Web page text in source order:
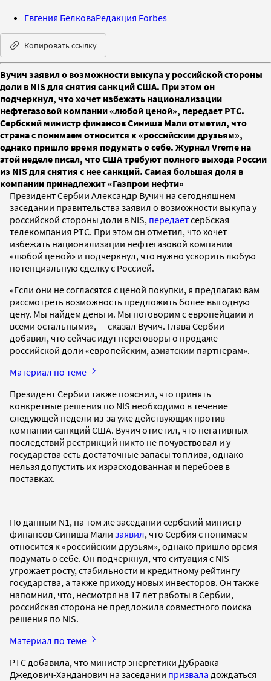
Евгения БелковаРедакция Forbes
Копировать ссылку
Вучич заявил о возможности выкупа у российской стороны
доли в NIS для снятия санкций США. При этом он
подчеркнул, что хочет избежать национализации
нефтегазовой компании «любой ценой», передает РТС.
Сербский министр финансов Синиша Мали отметил, что
страна с понимаем относится к «российским друзьям»,
однако пришло время подумать о себе. Журнал Vreme на
этой неделе писал, что США требуют полного выхода России
из NIS для снятия с нее санкций. Самая большая доля в
компании принадлежит «Газпром нефти»
Президент Сербии Александр Вучич на сегодняшнем
заседании правительства заявил о возможности выкупа у
российской стороны доли в NIS, передаетсербская
телекомпания РТС. При этом он отметил, что хочет
избежать национализации нефтегазовой компании
«любой ценой» и подчеркнул, что нужно ускорить любую
потенциальную сделку с Россией.
«Если они не согласятся с ценой покупки, я предлагаю вам
рассмотреть возможность предложить более выгодную
цену. Мы найдем деньги. Мы поговорим с европейцами и
всеми остальными», — сказал Вучич. Глава Сербии
добавил, что сейчас идут переговоры о продаже
российской доли «европейским, азиатским партнерам».
Материал по теме
Президент Сербии также пояснил, что принять
конкретные решения по NIS необходимо в течение
следующей недели из-за уже действующих против
компании санкций США. Вучич отметил, что негативных
последствий рестрикций никто не почувствовал и у
государства есть достаточные запасы топлива, однако
нельзя допустить их израсходованная и перебоев в
поставках.
По данным N1, на том же заседании сербский министр
финансов Синиша Мали заявил, что Сербия с понимаем
относится к «российским друзьям», однако пришло время
подумать о себе. Он подчеркнул, что ситуация с NIS
угрожает росту, стабильности и кредитному рейтингу
государства, а также приходу новых инвесторов. Он также
напомнил, что, несмотря на 17 лет работы в Сербии,
российская сторона не предложила совместного поиска
решения по NIS.
Материал по теме
РТС добавила, что министр энергетики Дубравка
Джедович-Ханданович на заседании призвала дождаться